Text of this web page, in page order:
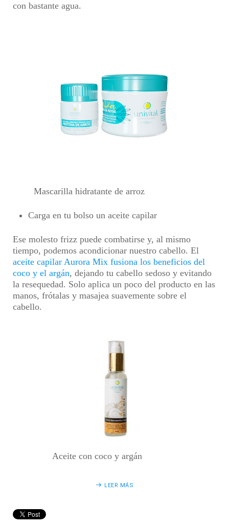
con bastante agua.
Mascarilla hidratante de arroz
Carga en tu bolso un aceite capilar
Ese molesto frizz puede combatirse y, al mismo
tiempo, podemos acondicionar nuestro cabello. El
aceite capilar Aurora Mix fusiona los beneficios del
coco y el argán, dejando tu cabello sedoso y evitando
la resequedad. Solo aplica un poco del producto en las
manos, frótalas y masajea suavemente sobre el
cabello.
Aceite con coco y argán
LEER MÁS